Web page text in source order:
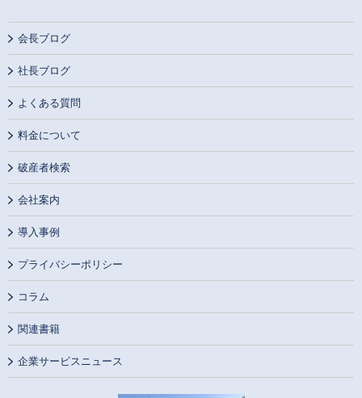
会長ブログ
社長ブログ
よくある質問
料金について
破産者検索
会社案内
導入事例
プライバシーポリシー
コラム
関連書籍
企業サービスニュース